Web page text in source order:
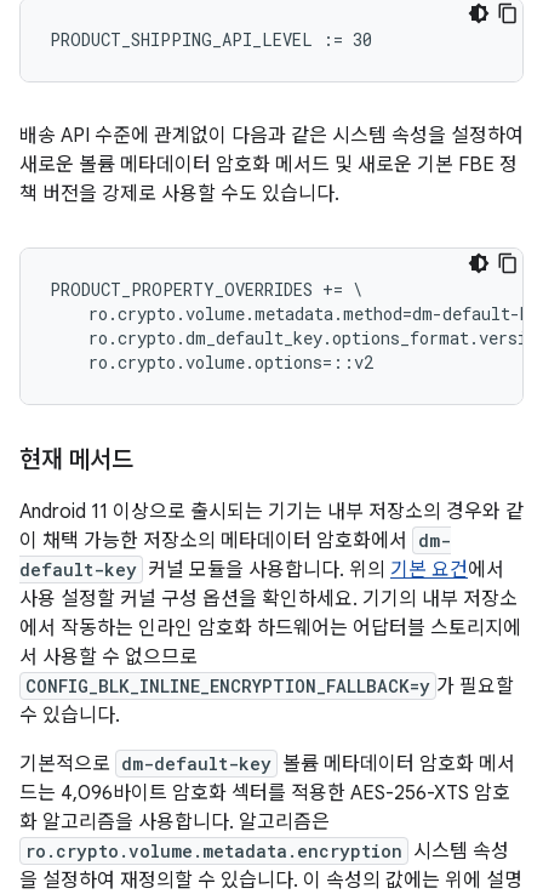
배송 API 수준에 관계없이 다음과 같은 시스템 속성을 설정하여
새로운 볼륨 메타데이터 암호화 메서드 및 새로운 기본 FBE 정
책 버전을 강제로 사용할 수도 있습니다.
PRODUCT_PROPERTY_OVERRIDES += \
ro.crypto.volume.metadata.method=dm-default-
현재 메서드
Android 11 이상으로 출시되는 기기는 내부 저장소의 경우와 같
이 채택 가능한 저장소의 메타데이터 암호화에서
dm-
default-key 커널 모듈을 사용합니다. 위의 기본 요건에서
사용 설정할 커널 구성 옵션을 확인하세요. 기기의 내부 저장소
에서 작동하는 인라인 암호화 하드웨어는 어답터블 스토리지에
서 사용할 수 없으므로
CONFIG_BLK_INLINE_ENCRYPTION_FALLBACK=y 가 필요할
수 있습니다.
기본적으로 dm-default-key 볼륨 메타데이터 암호화 메서
드는 4,096바이트 암호화 섹터를 적용한 AES-256-XTS 암호
화 알고리즘을 사용합니다. 알고리즘은
ro.crypto.volume.metadata.encryption 시스템 속성
을 설정하여 재정의할 수 있습니다. 이 속성의 값에는 위에 설명